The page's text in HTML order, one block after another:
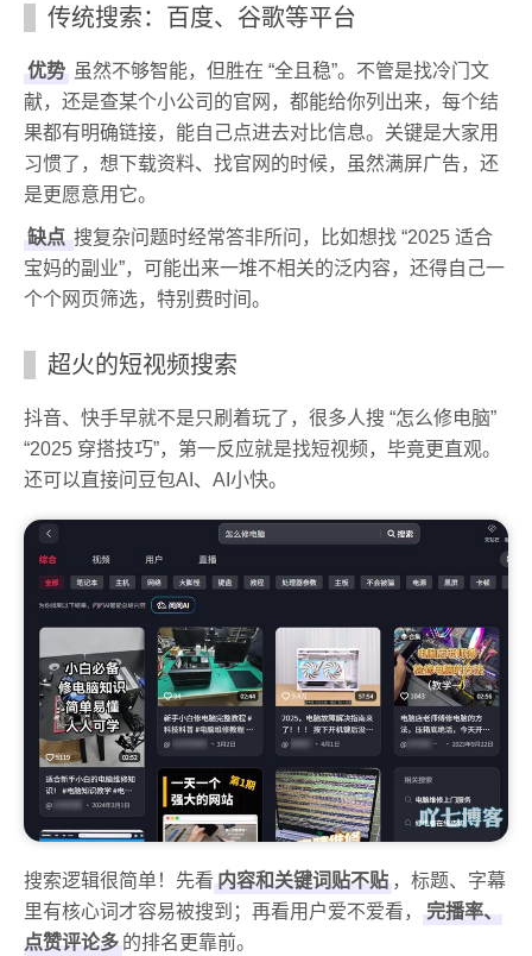
传统搜索：百度、谷歌等平台
优势 虽然不够智能，但胜在 “全且稳”。不管是找冷门文
献，还是查某个小公司的官网，都能给你列出来，每个结
果都有明确链接，能自己点进去对比信息。关键是大家用
习惯了，想下载资料、找官网的时候，虽然满屏广告，还
是更愿意用它。
缺点 搜复杂问题时经常答非所问，比如想找 “2025 适合
宝妈的副业”，可能出来一堆不相关的泛内容，还得自己一
个个网页筛选，特别费时间。
超火的短视频搜索
抖音、快手早就不是只刷着玩了，很多人搜 “怎么修电脑”
“2025 穿搭技巧”，第一反应就是找短视频，毕竟更直观。
还可以直接问豆包AI、AI小快。
搜索逻辑很简单！先看 内容和关键词贴不贴 ，标题、字幕
里有核心词才容易被搜到；再看用户爱不爱看，
完播率、
点赞评论多 的排名更靠前。